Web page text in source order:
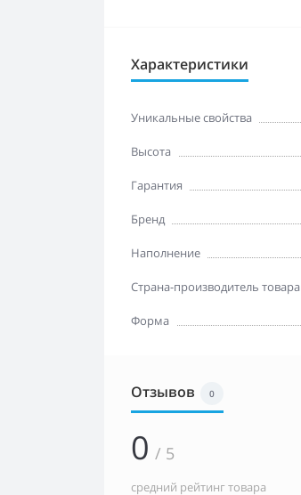
Характеристики
Уникальные свойства
Высота
Гарантия
Бренд
Наполнение
Страна-производитель товара
Форма
Отзывов 0
0 / 5
средний рейтинг товара